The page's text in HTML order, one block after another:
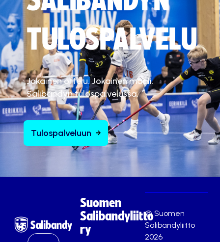
TULOSPALVELU
Jokainen ottelu. Jokainen maali.
Salibandyn tulospalvelussa.
Tulospalveluun
Suomen
Salibandyliitto
ry
© Suomen
Salibandyliitto
2026